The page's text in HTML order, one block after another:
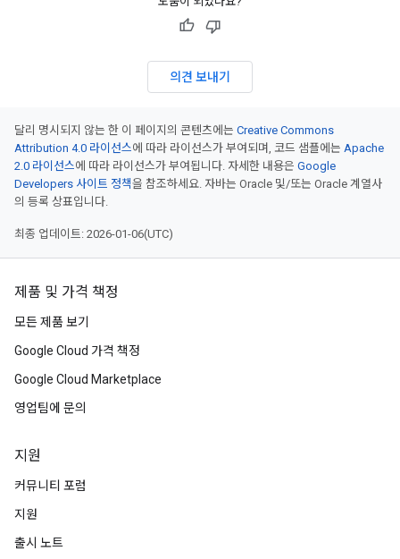
의견 보내기
달리 명시되지 않는 한 이 페이지의 콘텐츠에는 Creative Commons
Attribution 4.0 라이선스에 따라 라이선스가 부여되며, 코드 샘플에는 Apache
2.0 라이선스에 따라 라이선스가 부여됩니다. 자세한 내용은 Google
Developers 사이트 정책을 참조하세요. 자바는 Oracle 및/또는 Oracle 계열사
의 등록 상표입니다.
최종 업데이트: 2026-01-06(UTC)
제품 및 가격 책정
모든 제품 보기
Google Cloud 가격 책정
Google Cloud Marketplace
영업팀에 문의
지원
커뮤니티 포럼
지원
출시 노트